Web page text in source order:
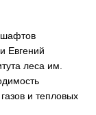
Евгений
леса им.
и тепловых